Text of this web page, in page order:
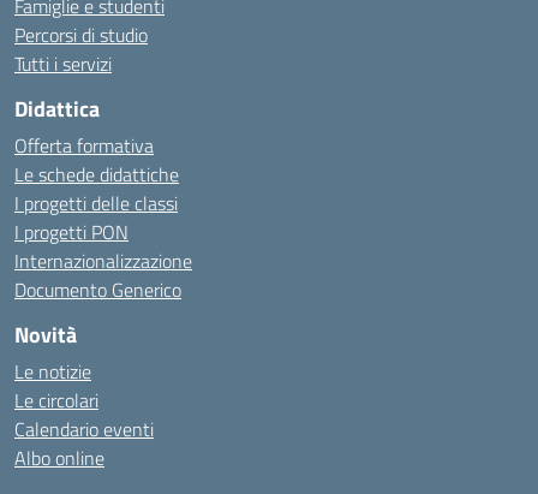
Famiglie e studenti
Percorsi di studio
Tutti i servizi
Didattica
Offerta formativa
Le schede didattiche
I progetti delle classi
I progetti PON
Internazionalizzazione
Documento Generico
Novità
Le notizie
Le circolari
Calendario eventi
Albo online